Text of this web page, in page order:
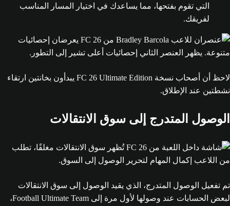
التي تقوم بفتحها، مما يساعدك في اختيار المسار المناسب
لفريقك.
لاحظ أن أصحاب نسخة FC 26 Ultimate Edition يبدأون بخانتين ارتقاء
نشطتين عند الإطلاق.
الوصول المتدرج إلى سوق الانتقالات
تم تفعيل الوصول المتدرج، الذي يقيد الوصول إلى سوق الانتقالات
لبعض الحسابات عند وصولها لأول مرة إلى Football Ultimate Team،